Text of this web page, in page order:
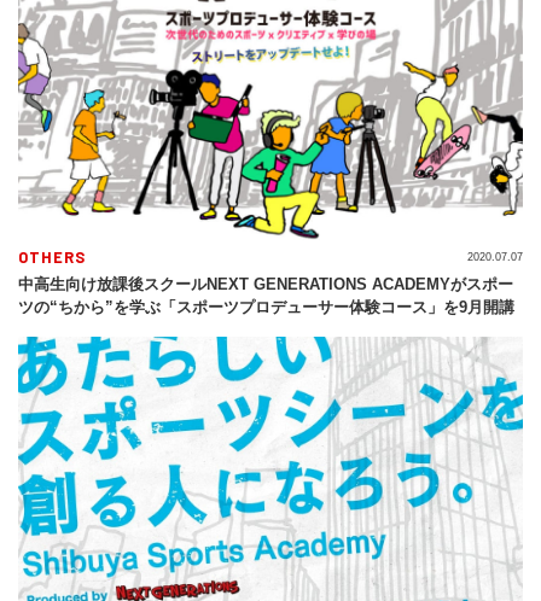
OTHERS
中高生向け放課後スクールNEXT GENERATIONS ACADEMYがスポー
ツの“ちから”を学ぶ「スポーツプロデューサー体験コース」を9月開講
2020.07.07